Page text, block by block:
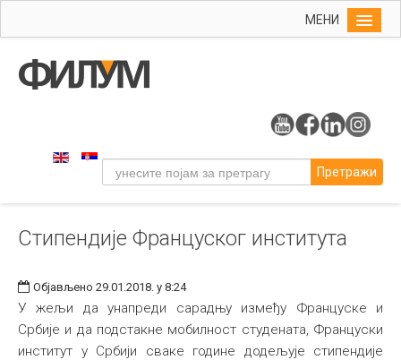
МЕНИ
Упис
Уметност
Издаваштво
Студенти
Међународна
Претражи
Стипендије Француског института
Објављено 29.01.2018. у 8:24
У жељи да унапреди сарадњу између Француске и
Србије и да подстакне мобилност студената, Француски
институт у Србији сваке године додељује стипендије